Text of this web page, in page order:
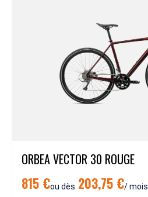
ORBEA VECTOR 30 ROUGE
815 €ou dès 203,75 €/ mois